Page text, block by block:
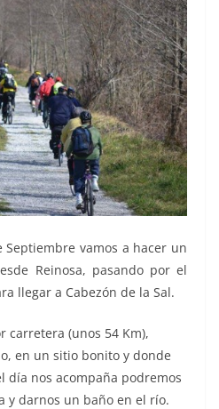
Septiembre vamos a hacer un
Reinosa, pasando por el
llegar a Cabezón de la Sal.
carretera (unos 54 Km),
en un sitio bonito y donde
día nos acompaña podremos
y darnos un baño en el río.